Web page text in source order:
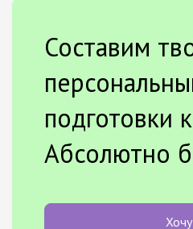
Составим
подготовки
Абсолютно